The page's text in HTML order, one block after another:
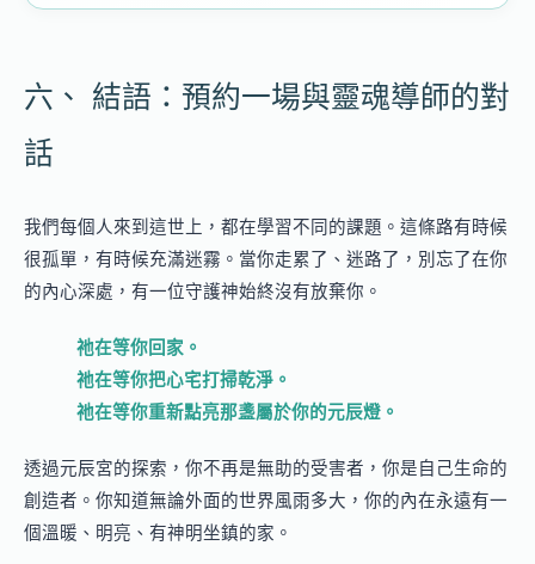
六、 結語：預約一場與靈魂導師的對
話
我們每個人來到這世上，都在學習不同的課題。這條路有時候
很孤單，有時候充滿迷霧。當你走累了、迷路了，別忘了在你
的內心深處，有一位守護神始終沒有放棄你。
祂在等你回家。
祂在等你把心宅打掃乾淨。
祂在等你重新點亮那盞屬於你的元辰燈。
透過元辰宮的探索，你不再是無助的受害者，你是自己生命的
創造者。你知道無論外面的世界風雨多大，你的內在永遠有一
個溫暖、明亮、有神明坐鎮的家。